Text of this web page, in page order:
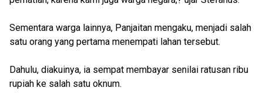
Sementara warga lainnya, Panjaitan mengaku, menjadi salah
satu orang yang pertama menempati lahan tersebut.
Dahulu, diakuinya, ia sempat membayar senilai ratusan ribu
rupiah ke salah satu oknum.